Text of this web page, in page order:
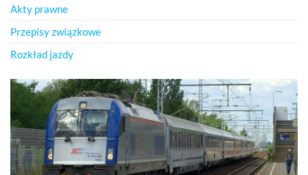
Akty prawne
Przepisy związkowe
Rozkład jazdy